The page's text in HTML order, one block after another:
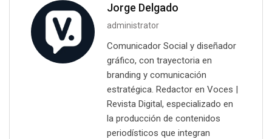
Jorge Delgado
administrator
Comunicador Social y diseñador
gráfico, con trayectoria en
branding y comunicación
estratégica. Redactor en Voces |
Revista Digital, especializado en
la producción de contenidos
periodísticos que integran